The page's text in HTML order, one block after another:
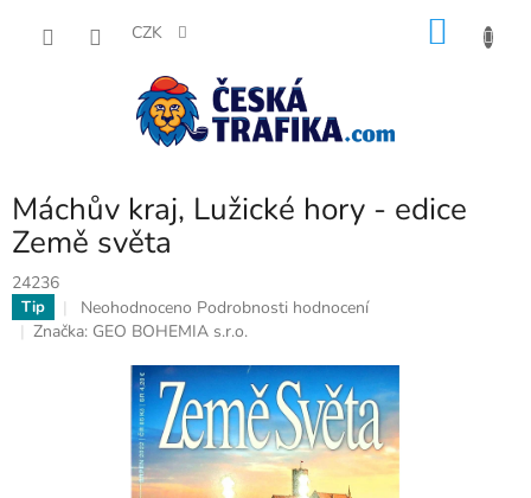
CZK
Máchův kraj, Lužické hory - edice
Země světa
24236
Tip
Průměrné
hodnocení
hvězdiček.
Neohodnoceno Podrobnosti hodnocení
Značka: GEO BOHEMIA s.r.o.